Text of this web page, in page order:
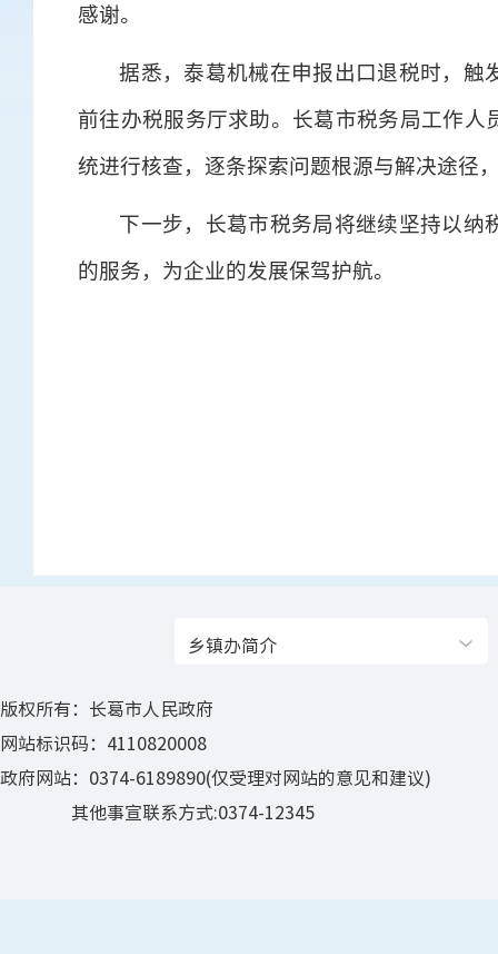
感谢。
据悉，泰葛机械在申报出口退税时，触
前往办税服务厅求助。长葛市税务局工作
统进行核查，逐条探索问题根源与解决途径
下一步，长葛市税务局将继续坚持以纳
的服务，为企业的发展保驾护航。
乡镇办简介
版权所有：长葛市人民政府
网站标识码：4110820008
政府网站：0374-6189890(仅受理对网站的意见和建议)
其他事宣联系方式:0374-12345